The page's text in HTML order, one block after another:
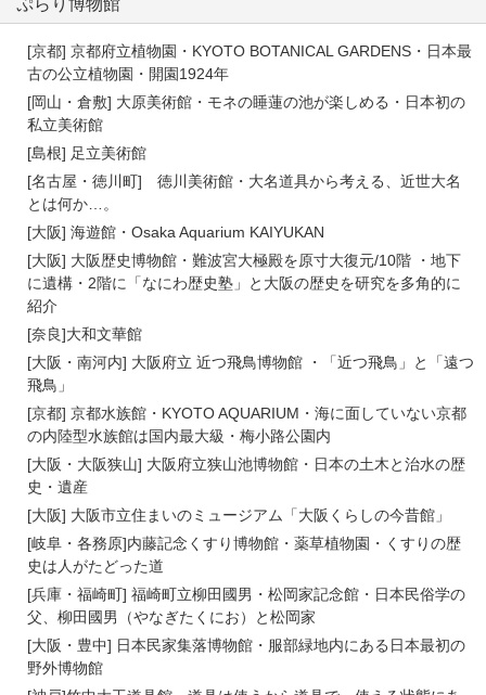
ぷらり博物館
[京都] 京都府立植物園・KYOTO BOTANICAL GARDENS・日本最
古の公立植物園・開園1924年
[岡山・倉敷] 大原美術館・モネの睡蓮の池が楽しめる・日本初の
私立美術館
[島根] 足立美術館
[名古屋・徳川町] 徳川美術館・大名道具から考える、近世大名
とは何か…。
[大阪] 海遊館・Osaka Aquarium KAIYUKAN
[大阪] 大阪歴史博物館・難波宮大極殿を原寸大復元/10階 ・地下
に遺構・2階に「なにわ歴史塾」と大阪の歴史を研究を多角的に
紹介
[奈良]大和文華館
[大阪・南河内] 大阪府立 近つ飛鳥博物館 ・「近つ飛鳥」と「遠つ
飛鳥」
[京都] 京都水族館・KYOTO AQUARIUM・海に面していない京都
の内陸型水族館は国内最大級・梅小路公園内
[大阪・大阪狭山] 大阪府立狭山池博物館・日本の土木と治水の歴
史・遺産
[大阪] 大阪市立住まいのミュージアム「大阪くらしの今昔館」
[岐阜・各務原]内藤記念くすり博物館・薬草植物園・くすりの歴
史は人がたどった道
[兵庫・福崎町] 福崎町立柳田國男・松岡家記念館・日本民俗学の
父、柳田國男（やなぎたくにお）と松岡家
[大阪・豊中] 日本民家集落博物館・服部緑地内にある日本最初の
野外博物館